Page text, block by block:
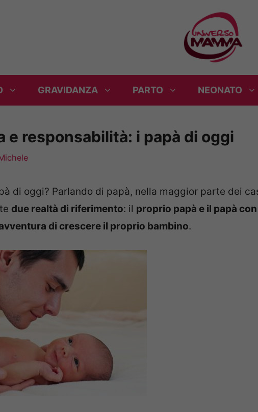
GRAVIDANZA PARTO NEONATO
e responsabilità: i papà di oggi
di oggi? Parlando di papà, nella maggior parte dei
due realtà di riferimento: il proprio papà e il papà
di crescere il proprio bambino.